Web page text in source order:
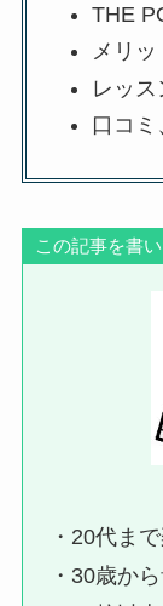
THE
メリッ
レッ
口コミ
この記事を書
・20代ま
・30歳か